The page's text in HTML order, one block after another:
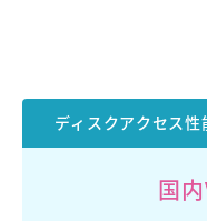
ディスクアクセス性
国